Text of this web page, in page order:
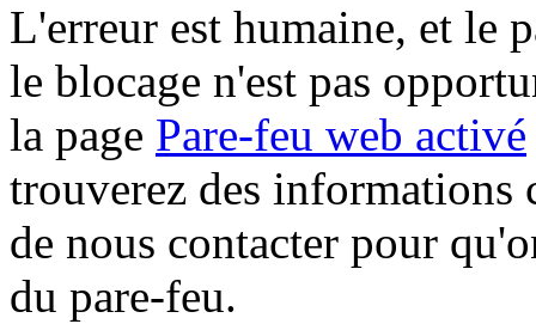
L'erreur est humaine, et le
le blocage n'est pas
la page Pare-feu web activé
trouverez des informations
de nous contacter pour
du pare-feu.